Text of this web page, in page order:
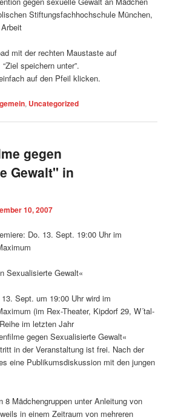
Stiftungsfachhochschule München,
mit der rechten Maustaste auf
speichern unter”.
auf den Pfeil klicken.
, Uncategorized
gegen
Gewalt" in
10, 2007
Do. 13. Sept. 19:00 Uhr im
Sexualisierte Gewalt«
Sept. um 19:00 Uhr wird im
(im Rex-Theater, Kipdorf 29, W´tal-
im letzten Jahr
gegen Sexualisierte Gewalt«
in der Veranstaltung ist frei. Nach der
eine Publikumsdiskussion mit den jungen
8 Mädchengruppen unter Anleitung von
in einem Zeitraum von mehreren